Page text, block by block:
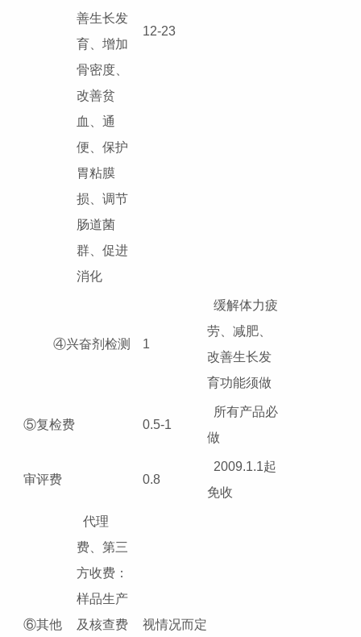
善生长发
育、增加
骨密度、
改善贫
血、通
便、保护
胃粘膜
损、调节
肠道菌
群、促进
消化
12-23
④兴奋剂检测 1
缓解体力疲
劳、减肥、
改善生长发
育功能须做
⑤复检费 0.5-1
所有产品必
做
审评费 0.8
2009.1.1起
免收
⑥其他
代理
费、第三
方收费：
样品生产
及核查费
视情况而定